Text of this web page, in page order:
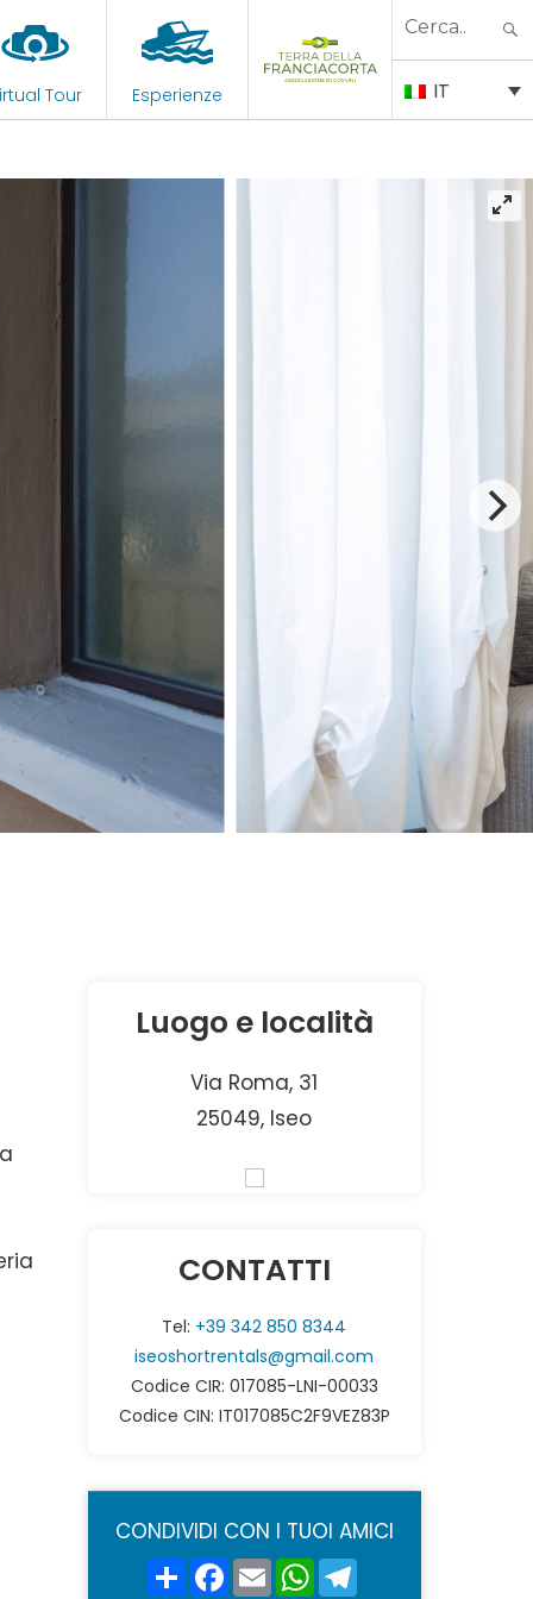
Tour Esperienze
Search
IT
Luogo e località
Via Roma, 31
25049, Iseo
CONTATTI
Tel: +39 342 850 8344
iseoshortrentals@gmail.com
Codice CIR: 017085-LNI-00033
Codice CIN: IT017085C2F9VEZ83P
CONDIVIDI CON I TUOI AMICI
ShareFacebook
EmailWhatsApp
Telegram